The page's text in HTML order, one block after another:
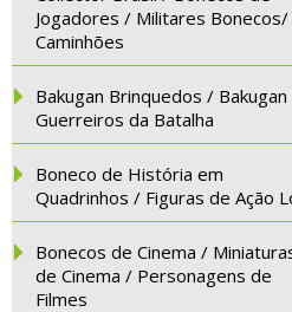
Jogadores / Militares Bonecos/
Caminhões
Bakugan Brinquedos / Bakugan
Guerreiros da Batalha
Boneco de História em
Quadrinhos / Figuras de Ação
Bonecos de Cinema /
de Cinema / Personagens de
Filmes